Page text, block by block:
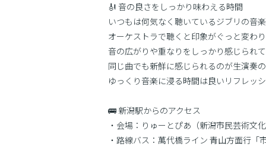
🎻 音の良さをしっかり味わえる時間
いつもは何気なく聴いているジブリの音
オーケストラで聴くと印象がぐっと変わ
音の広がりや重なりをしっかり感じられ
同じ曲でも新鮮に感じられるのが生演奏
ゆっくり音楽に浸る時間は良いリフレッ
🚌 新潟駅からのアクセス
・会場：りゅーとぴあ（新潟市民芸術文
・路線バス：萬代橋ライン 青山方面行「